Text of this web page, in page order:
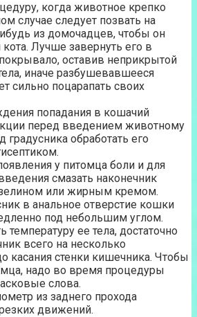
когда животное крепко
случае следует позвать на
из домочадцев, чтобы он
Лучше завернуть его в
оставив неприкрытой
иначе разбушевавшееся
сильно поцарапать своих
попадания в кошачий
перед введением животному
градусника обработать его
у питомца боли и для
смазать наконечник
или жирным кремом.
в анальное отверстие кошки
под небольшим углом.
ее тела, достаточно
всего на несколько
касания стенки кишечника. Чтобы
надо во время процедуры
слова.
из заднего прохода
движений.